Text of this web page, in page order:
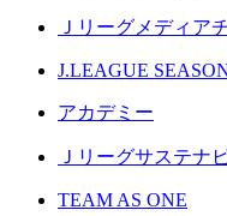
Ｊリーグメディア
J.LEAGUE
アカデミー
Ｊリーグサステナ
TEAM AS ONE